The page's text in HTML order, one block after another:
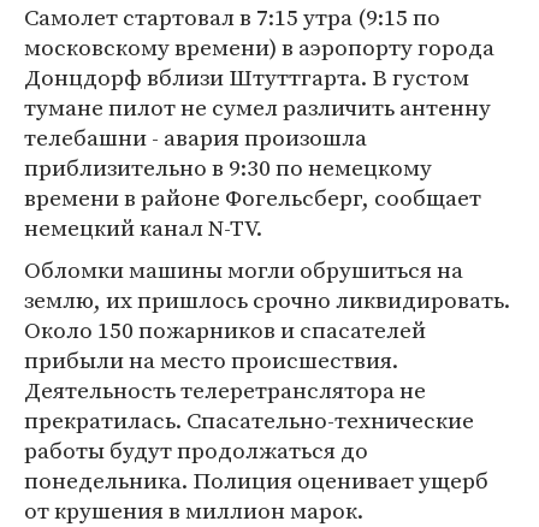
Самолет стартовал в 7:15 утра (9:15 по
московскому времени) в аэропорту города
Донцдорф вблизи Штуттгарта. В густом
тумане пилот не сумел различить антенну
телебашни - авария произошла
приблизительно в 9:30 по немецкому
времени в районе Фогельсберг, сообщает
немецкий канал N-TV.
Обломки машины могли обрушиться на
землю, их пришлось срочно ликвидировать.
Около 150 пожарников и спасателей
прибыли на место происшествия.
Деятельность телеретранслятора не
прекратилась. Спасательно-технические
работы будут продолжаться до
понедельника. Полиция оценивает ущерб
от крушения в миллион марок.